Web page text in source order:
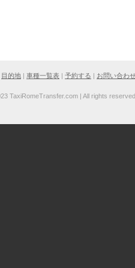
目的地 | 車種一覧表 | 予約する | お問い合わ
TaxiRomeTransfer.com | All rights reserved